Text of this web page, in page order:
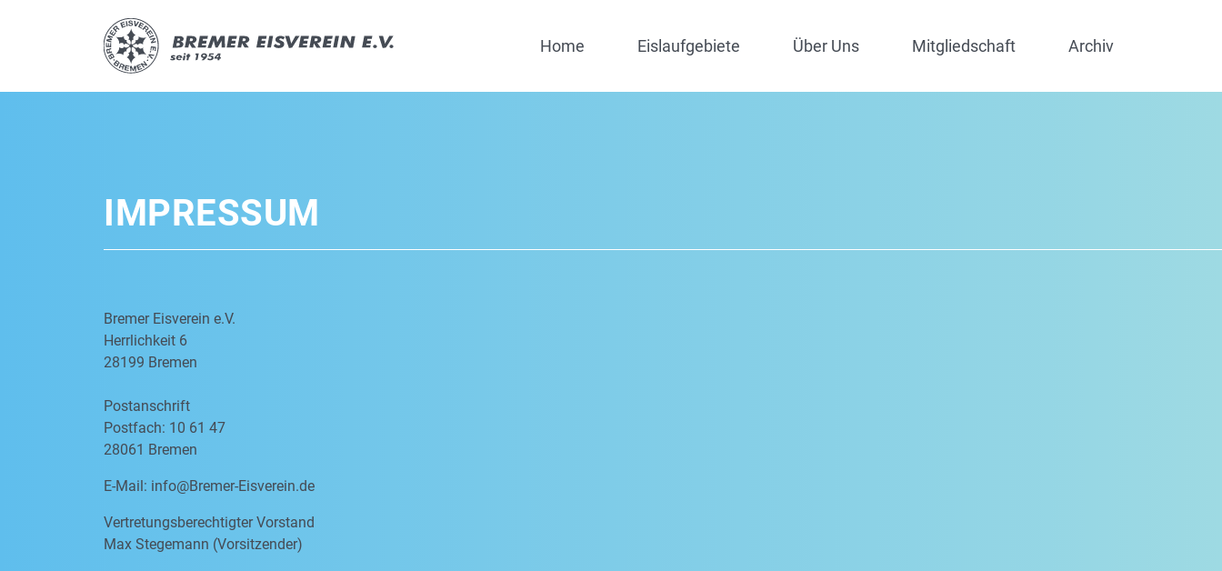
Home Eislaufgebiete Über Uns Mitgliedschaft Archiv
IMPRESSUM
Bremer Eisverein e.V.
Herrlichkeit 6
28199 Bremen
Postanschrift
Postfach: 10 61 47
28061 Bremen
E-Mail: info@Bremer-Eisverein.de
Vertretungsberechtigter Vorstand
Max Stegemann (Vorsitzender)